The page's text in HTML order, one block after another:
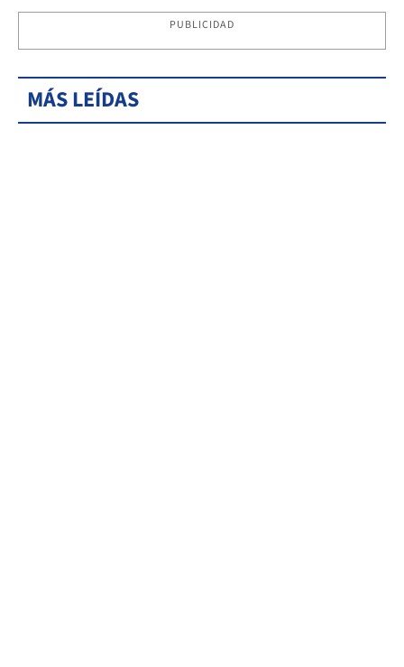
PUBLICIDAD
MÁS LEÍDAS